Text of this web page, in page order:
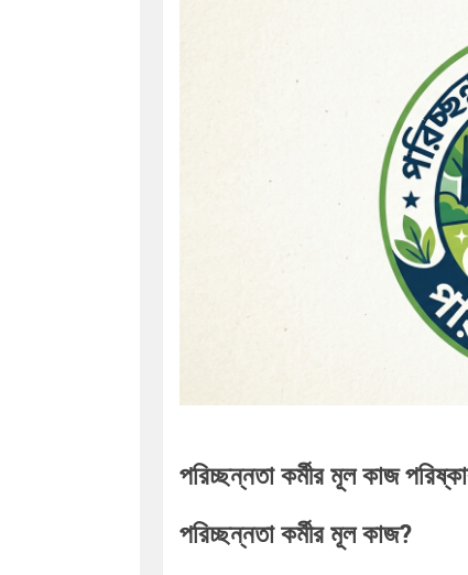
পরিচ্ছন্নতা কর্মীর মূল কাজ
পরিচ্ছন্নতা কর্মীর মূল কাজ?